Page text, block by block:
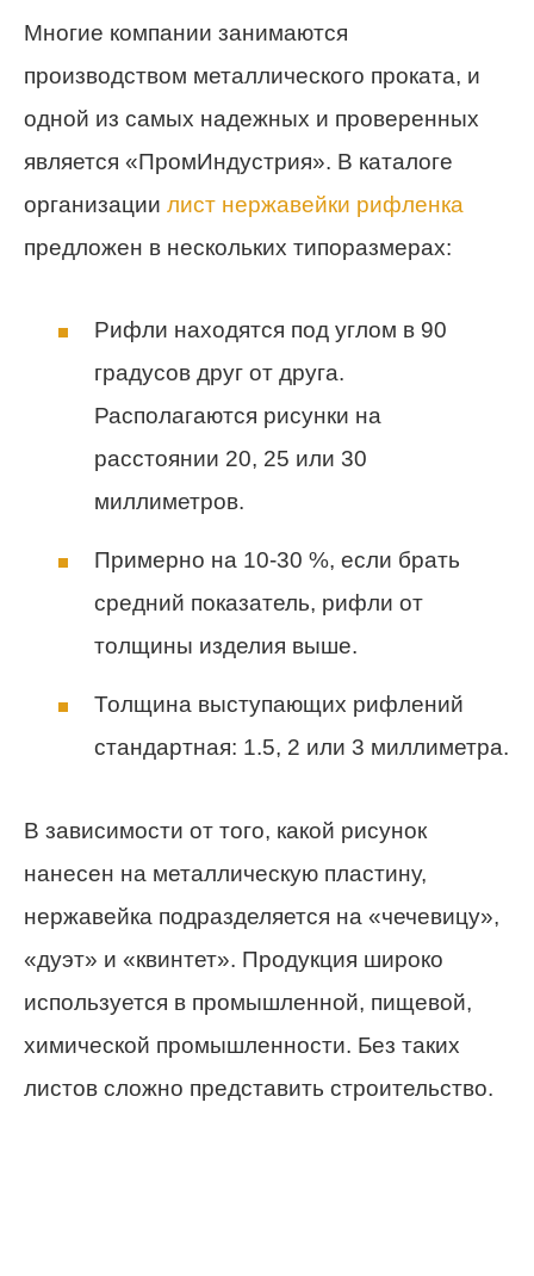
Многие компании занимаются
производством металлического проката, и
одной из самых надежных и проверенных
является «ПромИндустрия». В каталоге
организации лист нержавейки рифленка
предложен в нескольких типоразмерах:
Рифли находятся под углом в 90
градусов друг от друга.
Располагаются рисунки на
расстоянии 20, 25 или 30
миллиметров.
Примерно на 10-30 %, если брать
средний показатель, рифли от
толщины изделия выше.
Толщина выступающих рифлений
стандартная: 1.5, 2 или 3 миллиметра.
В зависимости от того, какой рисунок
нанесен на металлическую пластину,
нержавейка подразделяется на «чечевицу»,
«дуэт» и «квинтет». Продукция широко
используется в промышленной, пищевой,
химической промышленности. Без таких
листов сложно представить строительство.